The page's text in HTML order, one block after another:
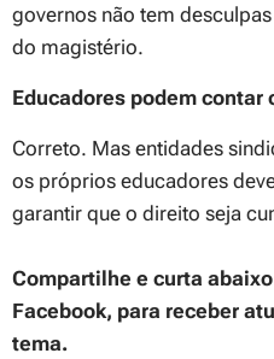
governos não tem
do magistério.
Educadores podem contar
Correto. Mas entidades
os próprios educadores
garantir que o direito seja
Compartilhe e curta
Facebook, para receber
tema.